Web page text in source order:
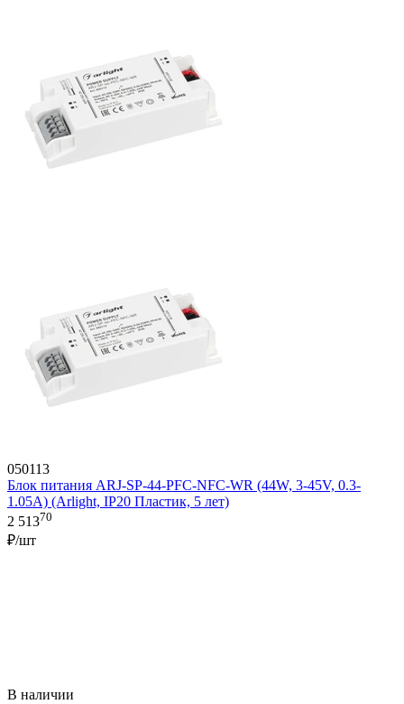
050113
Блок питания ARJ-SP-44-PFC-NFC-WR (44W, 3-45V, 0.3-
1.05A) (Arlight, IP20 Пластик, 5 лет)
2 51370
₽/шт
В наличии